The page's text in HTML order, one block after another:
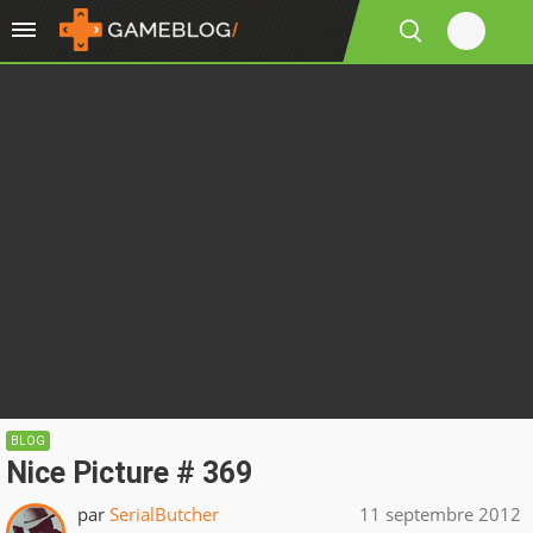
BLOG
Nice Picture # 369
par SerialButcher 11 septembre 2012